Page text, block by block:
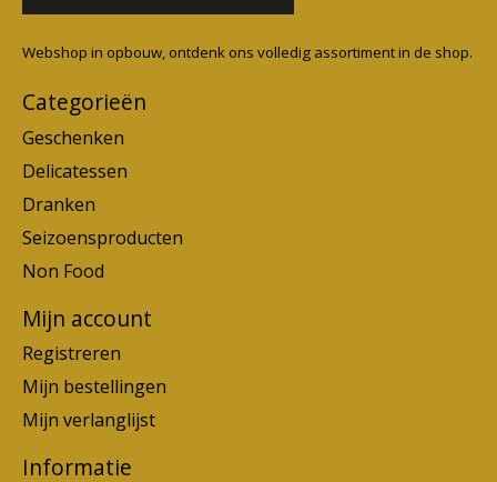
Webshop in opbouw, ontdenk ons volledig assortiment in de shop.
Categorieën
Geschenken
Delicatessen
Dranken
Seizoensproducten
Non Food
Mijn account
Registreren
Mijn bestellingen
Mijn verlanglijst
Informatie